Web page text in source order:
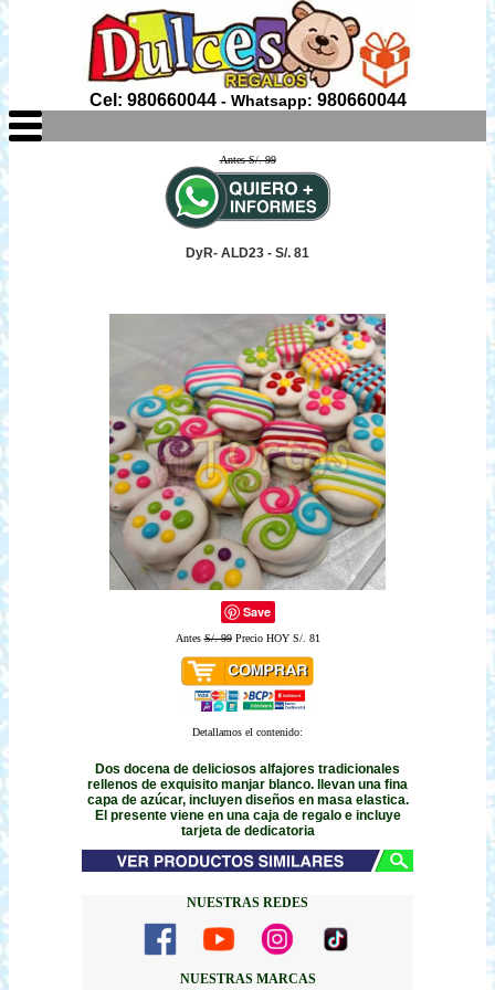
Cel: 980660044- Whatsapp: 980660044
Antes S/. 99
DyR- ALD23 - S/. 81
Save
AntesS/. 99Precio HOY S/. 81
Detallamos el contenido:
Dos docena de deliciosos alfajores tradicionales
rellenos de exquisito manjar blanco. llevan una fina
capa de azúcar, incluyen diseños en masa elastica.
El presente viene en una caja de regalo e incluye
tarjeta de dedicatoria
NUESTRAS REDES
NUESTRAS MARCAS